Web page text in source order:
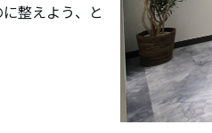
整えよう、と